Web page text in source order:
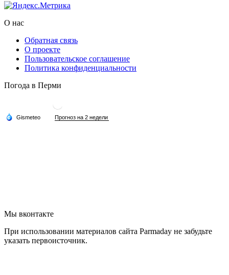
О нас
Обратная связь
О проекте
Пользовательское соглашение
Политика конфиденциальности
Погода в Перми
Мы вконтакте
При использовании материалов сайта Parmaday не забудьте
указать первоисточник.